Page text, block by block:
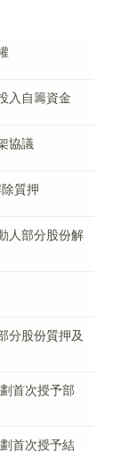
入自籌資金
協議
質押
人部分股份解
分股份質押及
首次授予部
首次授予結